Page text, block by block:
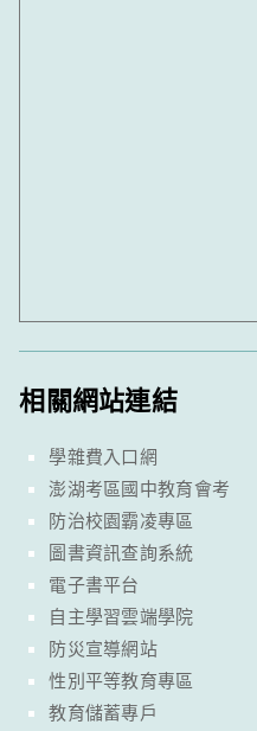
相關網站連結
學雜費入口網
澎湖考區國中教育會考
防治校園霸凌專區
圖書資訊查詢系統
電子書平台
自主學習雲端學院
防災宣導網站
性別平等教育專區
教育儲蓄專戶